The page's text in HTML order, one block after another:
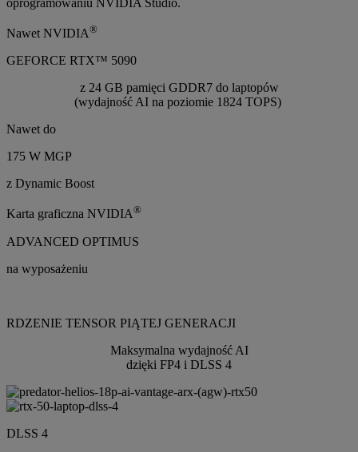
oprogramowaniu NVIDIA Studio.
Nawet NVIDIA®
GEFORCE RTX™ 5090
z 24 GB pamięci GDDR7 do laptopów
(wydajność AI na poziomie 1824 TOPS)
Nawet do
175 W MGP
z Dynamic Boost
Karta graficzna NVIDIA®
ADVANCED OPTIMUS
na wyposażeniu
RDZENIE TENSOR PIĄTEJ GENERACJI
Maksymalna wydajność AI
dzięki FP4 i DLSS 4
DLSS 4